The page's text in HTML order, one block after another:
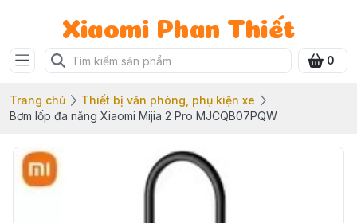
Xiaomi Phan Thiết
0
Trang chủ
Thiết bị văn phòng, phụ kiện xe
Bơm lốp đa năng Xiaomi Mijia 2 Pro MJCQB07PQW